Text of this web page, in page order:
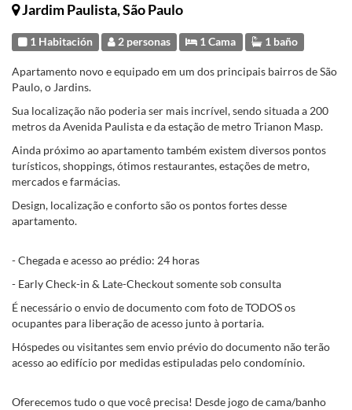
Jardim Paulista, São Paulo
1 Habitación 2 personas 1 Cama 1 baño
Apartamento novo e equipado em um dos principais bairros de São
Paulo, o Jardins.
Sua localização não poderia ser mais incrível, sendo situada a 200
metros da Avenida Paulista e da estação de metro Trianon Masp.
Ainda próximo ao apartamento também existem diversos pontos
turísticos, shoppings, ótimos restaurantes, estações de metro,
mercados e farmácias.
Design, localização e conforto são os pontos fortes desse
apartamento.
- Chegada e acesso ao prédio: 24 horas
- Early Check-in & Late-Checkout somente sob consulta
É necessário o envio de documento com foto de TODOS os
ocupantes para liberação de acesso junto à portaria.
Hóspedes ou visitantes sem envio prévio do documento não terão
acesso ao edifício por medidas estipuladas pelo condomínio.
Oferecemos tudo o que você precisa! Desde jogo de cama/banho